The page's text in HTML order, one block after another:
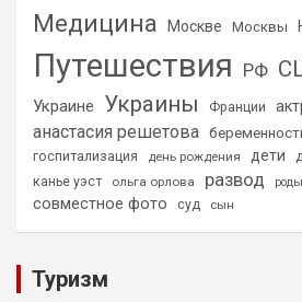
Медицина Москве Москвы
Путешествия РФ
Украине Украины Франции
анастасия решетова
госпитализация
день рождения дети
канье уэст
ольга орлова развод роды
совместное фото суд сын
Туризм